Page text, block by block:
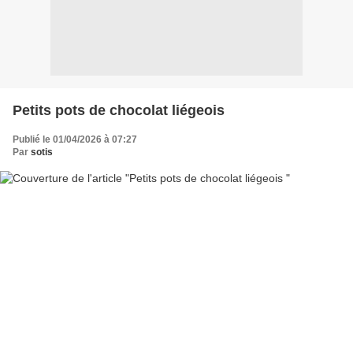
Petits pots de chocolat liégeois
Publié le 01/04/2026 à 07:27
Par sotis